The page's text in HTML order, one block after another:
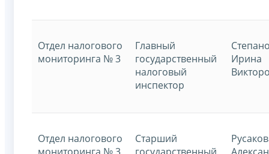
Отдел налогового
мониторинга № 3
Главный
государственный
налоговый
инспектор
Ирина
Отдел налогового
Старший